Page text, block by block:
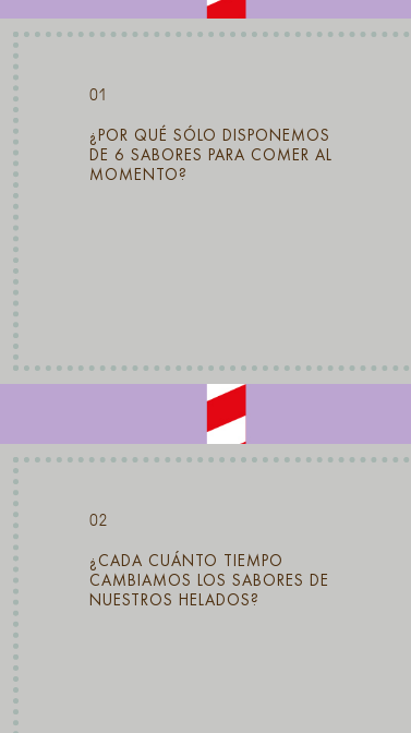
01
¿POR QUÉ SÓLO DISPONEMOS
DE 6 SABORES PARA COMER AL
MOMENTO?
02
¿CADA CUÁNTO TIEMPO
CAMBIAMOS LOS SABORES DE
NUESTROS HELADOS?